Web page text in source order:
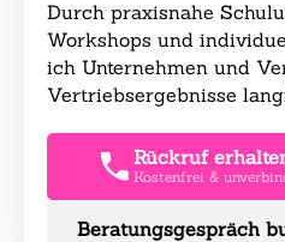
Durch praxisnahe
Workshops und
ich Unternehmen und
Vertriebsergebnisse
Rückruf
Kostenfrei &
Beratungsgespräch